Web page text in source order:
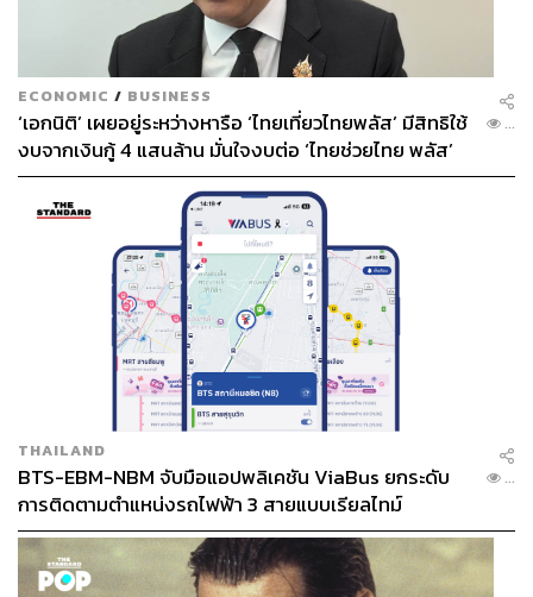
เลือกตั้งผู้ว่าฯ กทม. 2569
กรุงเทพมหานคร
เลือกตั้งผู้ว่าฯ กทม
วิโรจน์ ลักขณาอดิศร
ศาลาว่าการกรุงเทพมหานคร
ชัยวัฒน์ สถาวรวิจิตร
ไพโรจน์ บุญศิริคำชัย
พรรคประชาชน
137
ECONOMIC / BUSINESS
‘เอกนิติ’ เผยอยู่ระหว่างหารือ ‘ไทยเที่ยวไทยพลัส’ มีสิทธิใช้
งบจากเงินกู้ 4 แสนล้าน มั่นใจงบต่อ ‘ไทยช่วยไทย พลัส’
เฟส 2 มีเพียงพอ
...
THAILAND
BTS-EBM-NBM จับมือแอปพลิเคชัน ViaBus ยกระดับ
การติดตามตำแหน่งรถไฟฟ้า 3 สายแบบเรียลไทม์
...